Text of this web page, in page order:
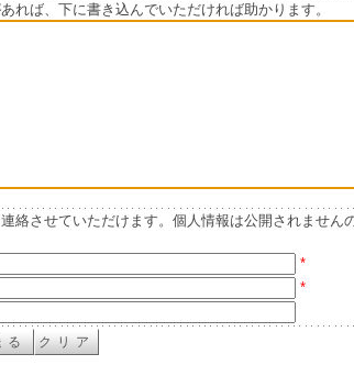
れば、下に書き込んでいただければ助かります。
絡させていただけます。個人情報は公開されません
*
*